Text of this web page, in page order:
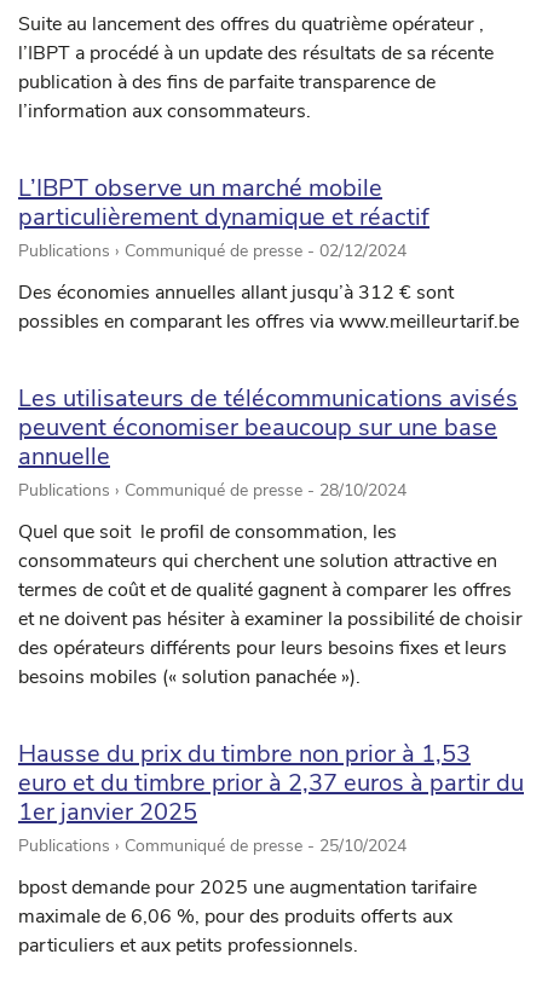
Suite au lancement des offres du quatrième opérateur ,
l’IBPT a procédé à un update des résultats de sa récente
publication à des fins de parfaite transparence de
l’information aux consommateurs.
L’IBPT observe un marché mobile
particulièrement dynamique et réactif
Publications › Communiqué de presse - 02/12/2024
Des économies annuelles allant jusqu’à 312 € sont
possibles en comparant les offres via www.meilleurtarif.be
Les utilisateurs de télécommunications avisés
peuvent économiser beaucoup sur une base
annuelle
Publications › Communiqué de presse - 28/10/2024
Quel que soit le profil de consommation, les
consommateurs qui cherchent une solution attractive en
termes de coût et de qualité gagnent à comparer les offres
et ne doivent pas hésiter à examiner la possibilité de choisir
des opérateurs différents pour leurs besoins fixes et leurs
besoins mobiles (« solution panachée »).
Hausse du prix du timbre non prior à 1,53
euro et du timbre prior à 2,37 euros à partir du
1er janvier 2025
Publications › Communiqué de presse - 25/10/2024
bpost demande pour 2025 une augmentation tarifaire
maximale de 6,06 %, pour des produits offerts aux
particuliers et aux petits professionnels.